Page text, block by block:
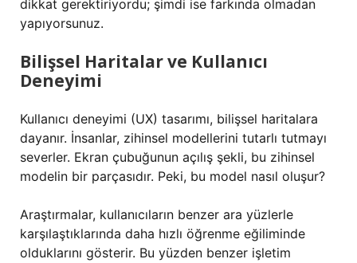
dikkat gerektiriyordu; şimdi ise farkında olmadan
yapıyorsunuz.
Bilişsel Haritalar ve Kullanıcı
Deneyimi
Kullanıcı deneyimi (UX) tasarımı, bilişsel haritalara
dayanır. İnsanlar, zihinsel modellerini tutarlı tutmayı
severler. Ekran çubuğunun açılış şekli, bu zihinsel
modelin bir parçasıdır. Peki, bu model nasıl oluşur?
Araştırmalar, kullanıcıların benzer ara yüzlerle
karşılaştıklarında daha hızlı öğrenme eğiliminde
olduklarını gösterir. Bu yüzden benzer işletim